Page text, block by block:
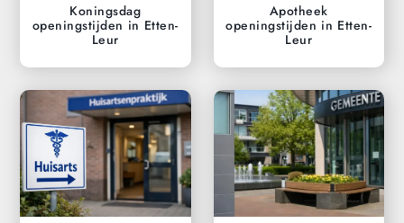
Koningsdag
openingstijden in Etten-
Leur
Apotheek
openingstijden in Etten-
Leur